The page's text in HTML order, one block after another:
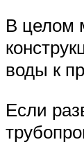
В целом
воды к
Если